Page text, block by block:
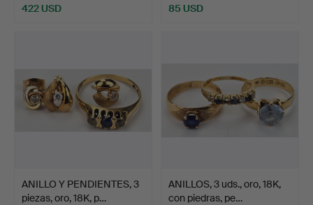
422 USD 85 USD
ANILLO Y PENDIENTES, 3
piezas, oro, 18K, p…
ANILLOS, 3 uds., oro, 18K,
con piedras, pe…